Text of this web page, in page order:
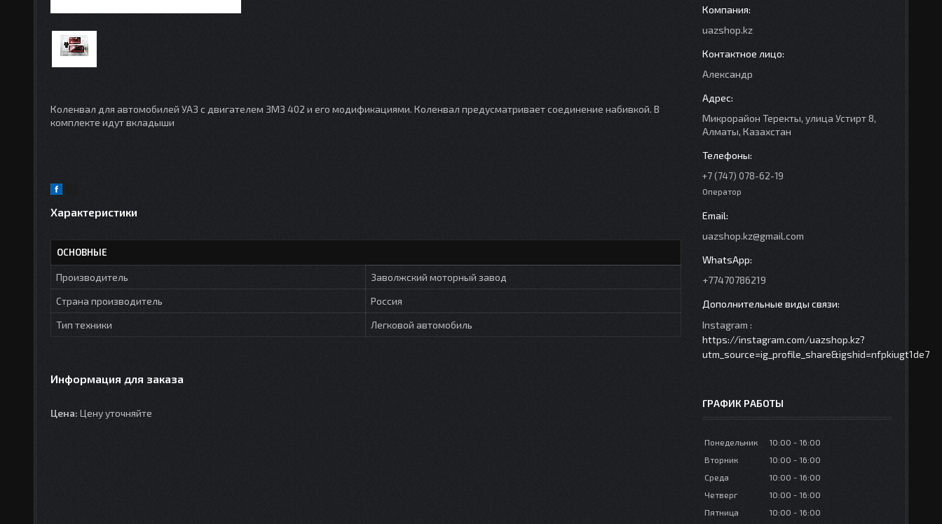
Коленвал для автомобилей УАЗ с двигателем ЗМЗ 402 и его модификациями. Коленвал предусматривает соединение набивкой. В
комплекте идут вкладыши
Характеристики
ОСНОВНЫЕ
Производитель
Заволжский моторный завод
Страна производитель
Россия
Тип техники
Легковой автомобиль
Информация для заказа
Цена: Цену уточняйте
uazshop.kz
Александр
Микрорайон Теректы, улица Устирт 8,
Алматы, Казахстан
+7 (747) 078-62-19
Оператор
uazshop.kz@gmail.com
+77470786219
Instagram
https://instagram.com/uazshop.kz?
utm_source=ig_profile_share&igshid=nfpkiugt1de7
ГРАФИК РАБОТЫ
Понедельник 10:00
16:00
Вторник
10:00
16:00
Среда
10:00
16:00
Четверг
10:00
16:00
Пятница
10:00 16:00